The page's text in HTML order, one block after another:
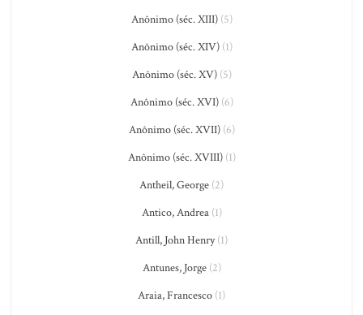
Anônimo (séc. XIII)(5)
Anônimo (séc. XIV)(1)
Anônimo (séc. XV)(5)
Anônimo (séc. XVI)(6)
Anônimo (séc. XVII)(6)
Anônimo (séc. XVIII)(1)
Antheil, George (2)
Antico, Andrea(1)
Antill, John Henry(1)
Antunes, Jorge(2)
Araia, Francesco (1)